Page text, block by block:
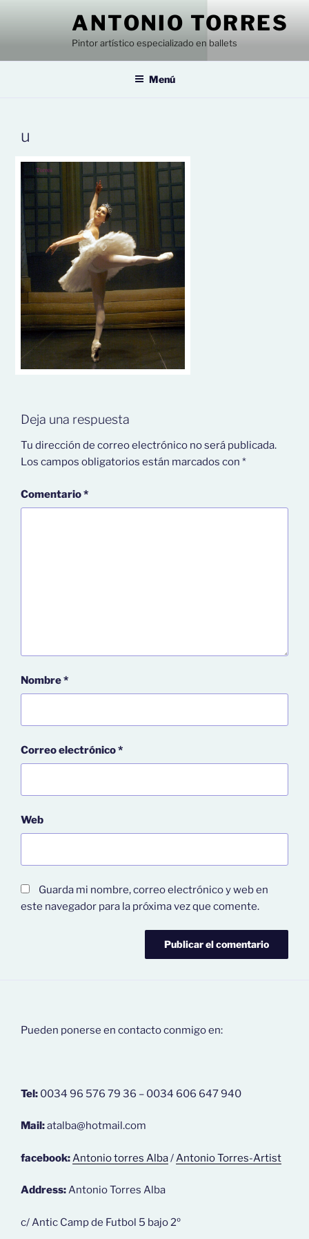
ANTONIO TORRES
Pintor artístico especializado en ballets
Menú
u
Deja una respuesta
Tu dirección de correo electrónico no será publicada.
Los campos obligatorios están marcados con *
Comentario*
Nombre*
Correo electrónico*
Web
Guarda mi nombre, correo electrónico y web en
este navegador para la próxima vez que comente.
Pueden ponerse en contacto conmigo en:
Tel: 0034 96 576 79 36 – 0034 606 647 940
Mail:atalba@hotmail.com
facebook: Antonio torres Alba/ Antonio Torres-Artist
Address:Antonio Torres Alba
c/ Antic Camp de Futbol 5 bajo 2º